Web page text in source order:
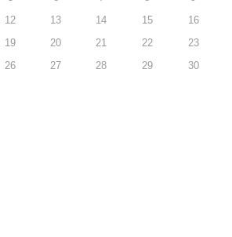
12 13 14 15 16
19 20 21 22 23
26 27 28 29 30